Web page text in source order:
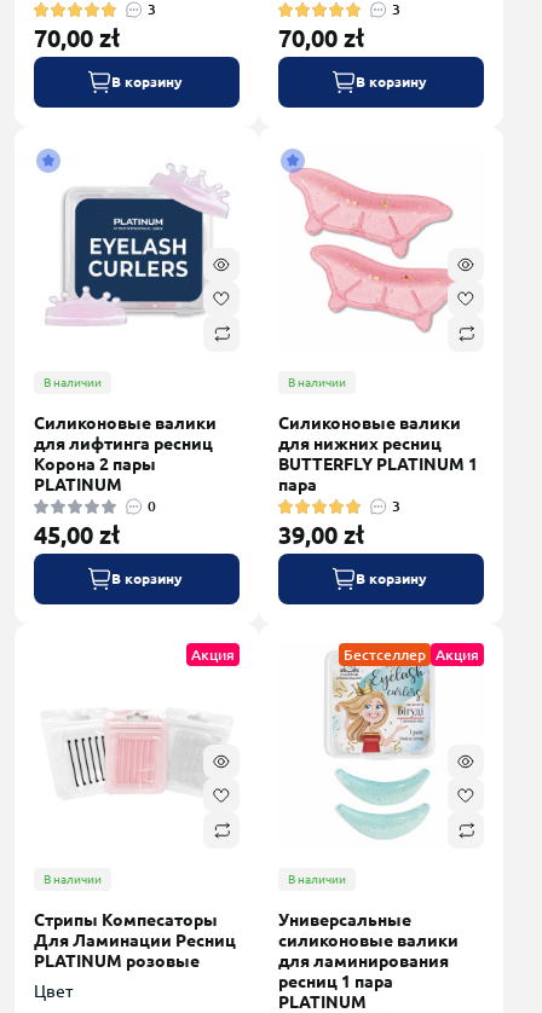
3
70,00 zł
В корзину
3
70,00 zł
В корзину
В наличии
Силиконовые валики
для лифтинга ресниц
Корона 2 пары
PLATINUM
0
45,00 zł
В корзину
В наличии
Силиконовые валики
для нижних ресниц
BUTTERFLY PLATINUM 1
пара
3
39,00 zł
В корзину
Акция
В наличии
Стрипы Компесаторы
Для Ламинации Ресниц
PLATINUM розовые
Цвет
Бестселлер Акция
В наличии
Универсальные
силиконовые валики
для ламинирования
ресниц 1 пара
PLATINUM